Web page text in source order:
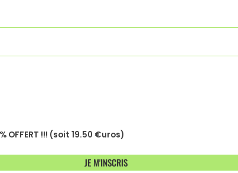
OFFERT !!! (soit 19.50 €uros)
JE M'INSCRIS